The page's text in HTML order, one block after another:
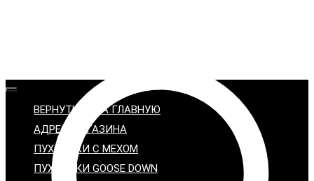
ВЕРНУТЬСЯ НА ГЛАВНУЮ
АДРЕС МАГАЗИНА
ПУХОВИКИ С МЕХОМ
ПУХОВИКИ GOOSE DOWN